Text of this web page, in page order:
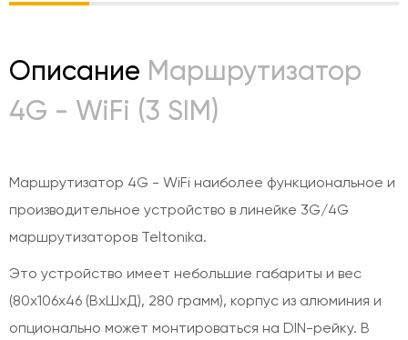
Описание Маршрутизатор
4G - WiFi (3 SIM)
Маршрутизатор 4G - WiFi наиболее функциональное и
производительное устройство в линейке 3G/4G
маршрутизаторов Teltonika.
Это устройство имеет небольшие габариты и вес
(80x106x46 (ВхШхД), 280 грамм), корпус из алюминия и
опционально может монтироваться на DIN-рейку. В